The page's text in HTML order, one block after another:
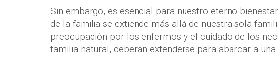
Sin embargo, es esencial para nuestro eterno
de la familia se extiende más allá de nuestra sola
preocupación por los enfermos y el cuidado de los
familia natural, deberán extenderse para abarcar a